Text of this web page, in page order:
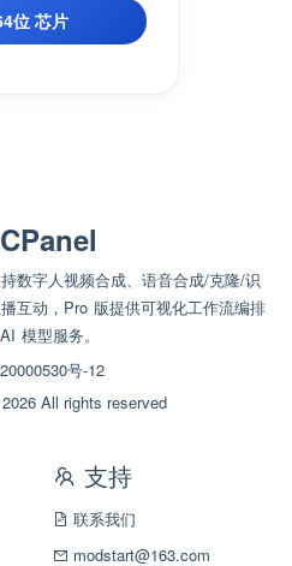
位 芯片
数字人视频合成、语音合成/克隆/识
互动，Pro 版提供可视化工作流编排
模型服务。
号-12
All rights reserved
支持
联系我们
modstart@163.com